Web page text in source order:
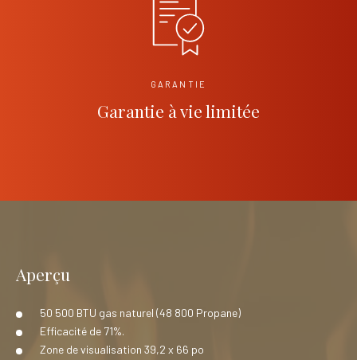
GARANTIE
Garantie à vie limitée
Aperçu
50 500 BTU gas naturel (48 800 Propane)
Efficacité de 71%.
Zone de visualisation 39,2 x 66 po